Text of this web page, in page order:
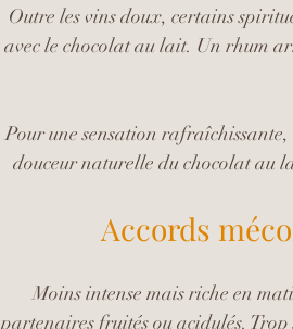
Outre les vins doux, certains
avec le chocolat au lait. Un rhum
Pour une sensation
douceur naturelle du chocolat au
Accords
Moins intense mais riche en
partenaires fruités ou acidulés.